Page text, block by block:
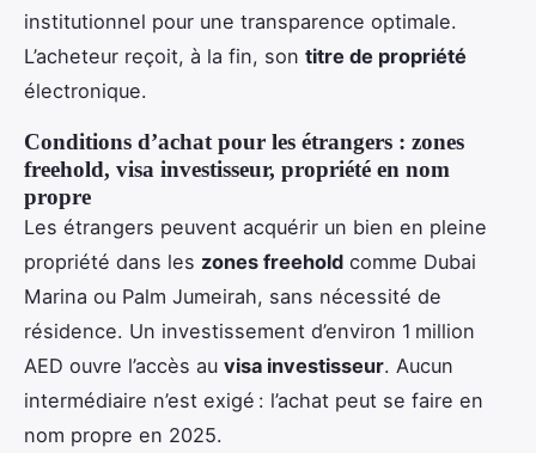
institutionnel pour une transparence optimale.
L’acheteur reçoit, à la fin, son titre de propriété
électronique.
Conditions d’achat pour les étrangers : zones
freehold, visa investisseur, propriété en nom
propre
Les étrangers peuvent acquérir un bien en pleine
propriété dans les zones freehold comme Dubai
Marina ou Palm Jumeirah, sans nécessité de
résidence. Un investissement d’environ 1 million
AED ouvre l’accès au visa investisseur. Aucun
intermédiaire n’est exigé : l’achat peut se faire en
nom propre en 2025.